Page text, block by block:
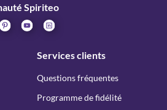
Spiriteo
Services clients
Questions fréquentes
Programme de fidélité